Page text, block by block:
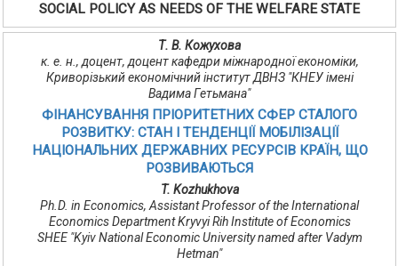
SOCIAL POLICY AS NEEDS OF THE WELFARE STATE
Т. В. Кожухова
к. е. н., доцент, доцент кафедри міжнародної економіки,
Криворізький економічний інститут ДВНЗ "КНЕУ імені
Вадима Гетьмана"
ФІНАНСУВАННЯ ПРІОРИТЕТНИХ СФЕР СТАЛОГО
РОЗВИТКУ: СТАН І ТЕНДЕНЦІЇ МОБІЛІЗАЦІЇ
НАЦІОНАЛЬНИХ ДЕРЖАВНИХ РЕСУРСІВ КРАЇН, ЩО
РОЗВИВАЮТЬСЯ
T. Kozhukhova
Ph.D. in Economics, Assistant Professor of the International
Economics Department Kryvyi Rih Institute of Economics
SHEE "Kyiv National Economic University named after Vadym
Hetman"